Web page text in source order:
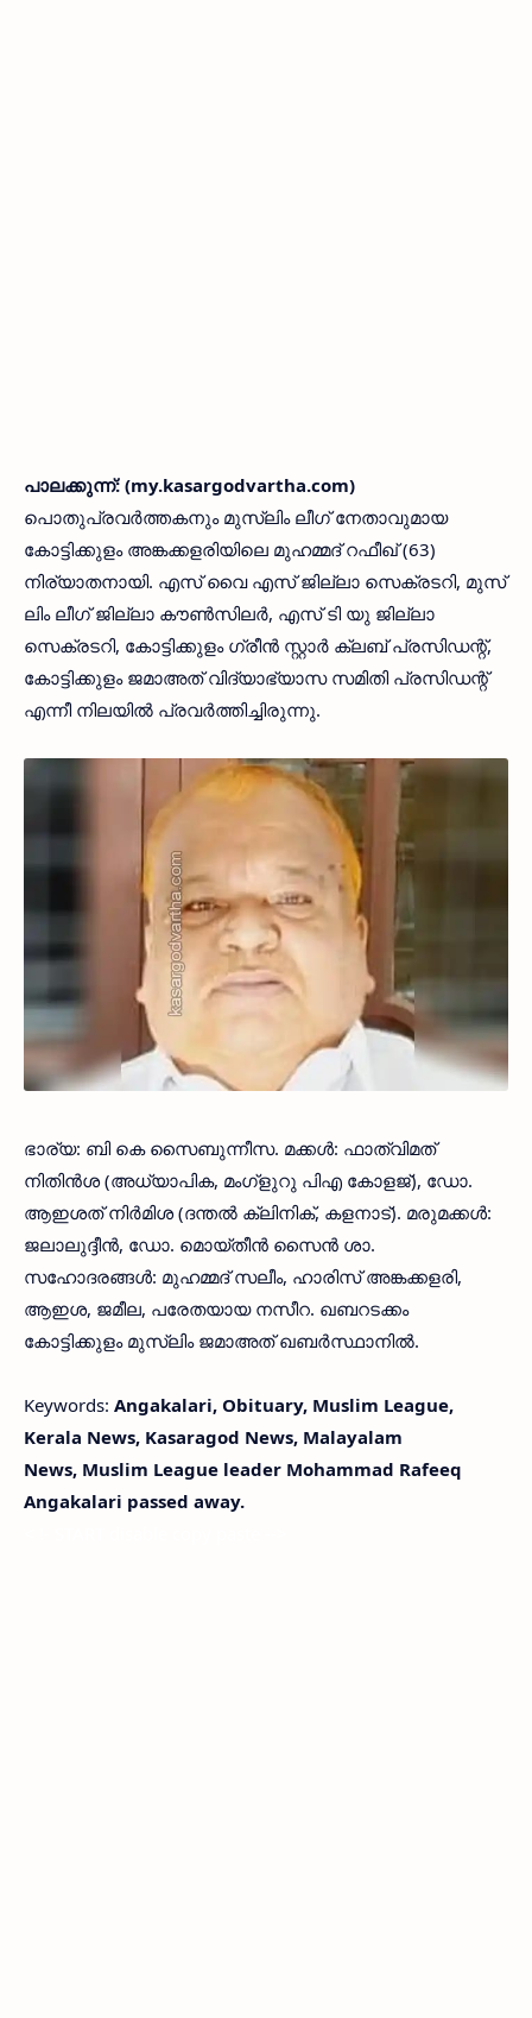
പാലക്കുന്ന്: (my.kasargodvartha.com)
പൊതുപ്രവര്‍ത്തകനും മുസ്ലിം ലീഗ് നേതാവുമായ
കോട്ടിക്കുളം അങ്കക്കളരിയിലെ മുഹമ്മദ് റഫീഖ് (63)
നിര്യാതനായി. എസ് വൈ എസ് ജില്ലാ സെക്രടറി, മുസ്
ലിം ലീഗ് ജില്ലാ കൗണ്‍സിലര്‍, എസ് ടി യു ജില്ലാ
സെക്രടറി, കോട്ടിക്കുളം ഗ്രീന്‍ സ്റ്റാര്‍ ക്ലബ് പ്രസിഡന്റ്,
കോട്ടിക്കുളം ജമാഅത് വിദ്യാഭ്യാസ സമിതി പ്രസിഡന്റ്
എന്നീ നിലയില്‍ പ്രവര്‍ത്തിച്ചിരുന്നു.
ഭാര്യ: ബി കെ സൈബുന്നീസ. മക്കള്‍: ഫാത്വിമത്
നിതിന്‍ശ (അധ്യാപിക, മംഗ്‌ളുറു പിഎ കോളജ്), ഡോ.
ആഇശത് നിര്‍മിശ (ദന്തല്‍ ക്ലിനിക്, കളനാട്). മരുമക്കള്‍:
ജലാലുദ്ദീന്‍, ഡോ. മൊയ്തീന്‍ സൈന്‍ ശാ.
സഹോദരങ്ങള്‍: മുഹമ്മദ് സലീം, ഹാരിസ് അങ്കക്കളരി,
ആഇശ, ജമീല, പരേതയായ നസീറ. ഖബറടക്കം
കോട്ടിക്കുളം മുസ്ലിം ജമാഅത് ഖബര്‍സ്ഥാനില്‍.
Keywords: Angakalari, Obituary, Muslim League,
Kerala News, Kasaragod News, Malayalam
News, Muslim League leader Mohammad Rafeeq
Angakalari passed away.